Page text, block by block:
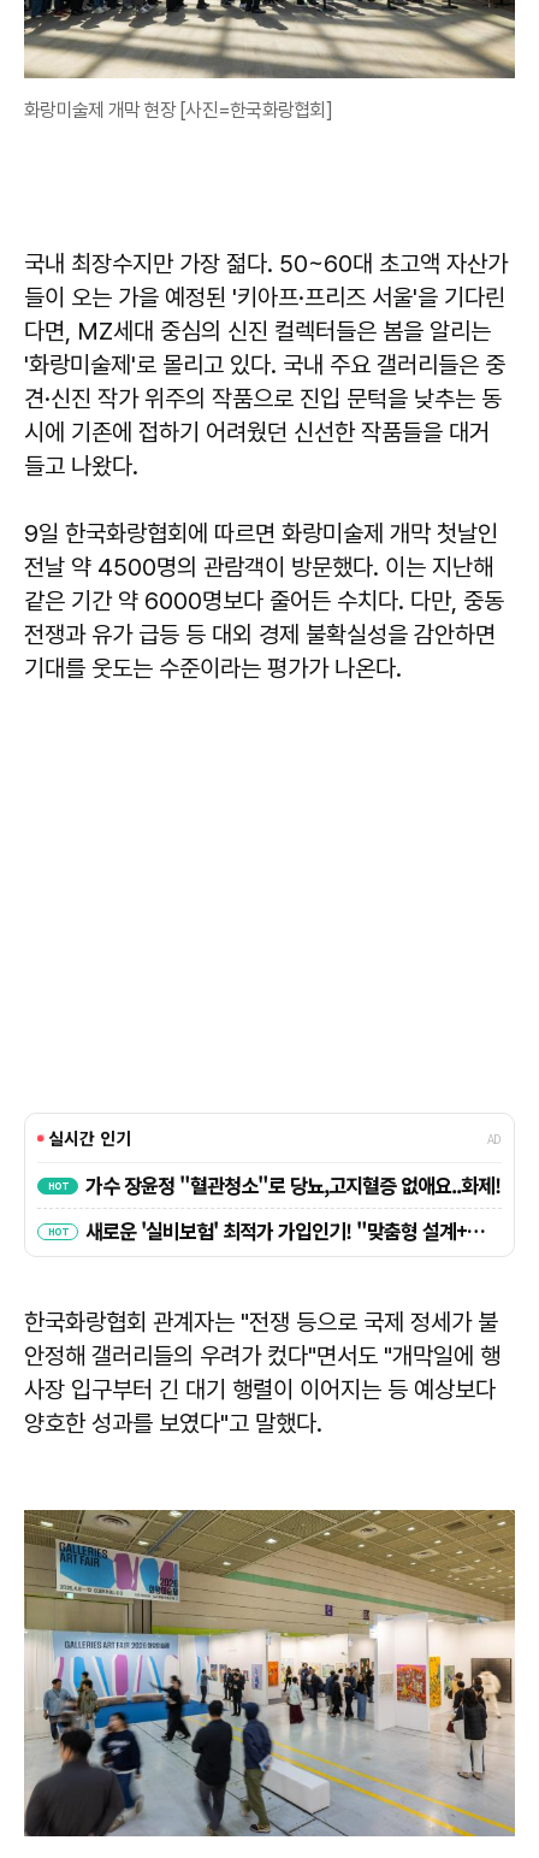
화랑미술제 개막 현장 [사진=한국화랑협회]
국내 최장수지만 가장 젊다. 50~60대 초고액 자산가
들이 오는 가을 예정된 '키아프·프리즈 서울'을 기다린
다면, MZ세대 중심의 신진 컬렉터들은 봄을 알리는
'화랑미술제'로 몰리고 있다. 국내 주요 갤러리들은 중
견·신진 작가 위주의 작품으로 진입 문턱을 낮추는 동
시에 기존에 접하기 어려웠던 신선한 작품들을 대거
들고 나왔다.
9일 한국화랑협회에 따르면 화랑미술제 개막 첫날인
전날 약 4500명의 관람객이 방문했다. 이는 지난해
같은 기간 약 6000명보다 줄어든 수치다. 다만, 중동
전쟁과 유가 급등 등 대외 경제 불확실성을 감안하면
기대를 웃도는 수준이라는 평가가 나온다.
한국화랑협회 관계자는 "전쟁 등으로 국제 정세가 불
안정해 갤러리들의 우려가 컸다"면서도 "개막일에 행
사장 입구부터 긴 대기 행렬이 이어지는 등 예상보다
양호한 성과를 보였다"고 말했다.